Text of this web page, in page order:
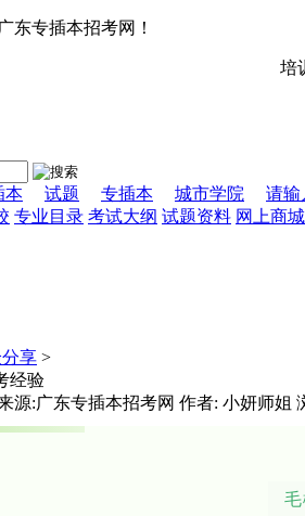
东专插本招考网！
培
本 试题 专插本 城市学院
请输
专业目录 考试大纲 试题资料 网上商城
享 >
经验
源:广东专插本招考网 作者: 小妍师姐